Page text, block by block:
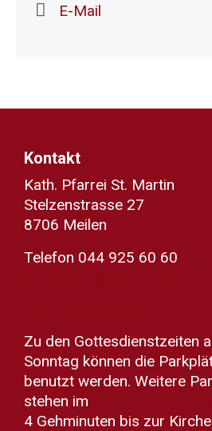
E-Mail
Kontakt
Kath. Pfarrei St. Martin
Stelzenstrasse 27
8706 Meilen
Telefon 044 925 60 60
Zu den Gottesdienstzeiten
Sonntag können die
benutzt werden. Weitere
stehen im
4 Gehminuten bis zur